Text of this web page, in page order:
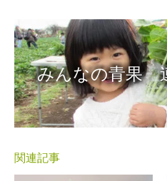
みんなの青果
関連記事